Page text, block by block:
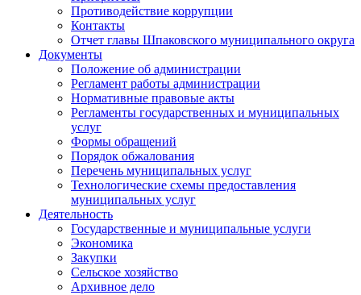
Противодействие коррупции
Контакты
Отчет главы Шпаковского муниципального округа
Документы
Положение об администрации
Регламент работы администрации
Нормативные правовые акты
Регламенты государственных и муниципальных
услуг
Формы обращений
Порядок обжалования
Перечень муниципальных услуг
Технологические схемы предоставления
муниципальных услуг
Деятельность
Государственные и муниципальные услуги
Экономика
Закупки
Сельское хозяйство
Архивное дело